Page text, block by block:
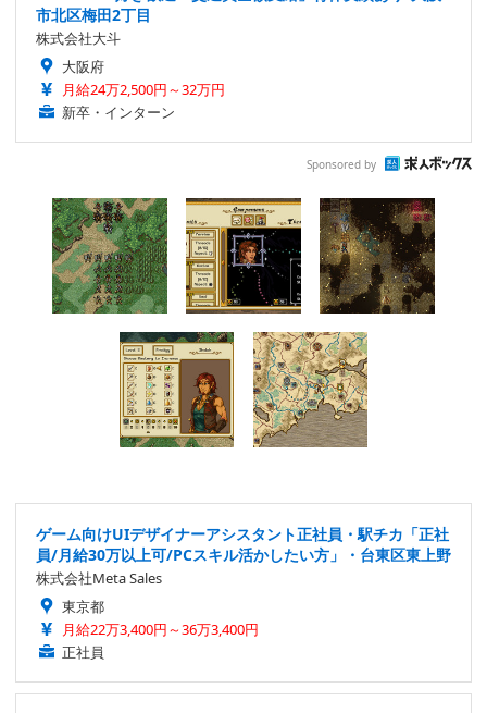
市北区梅田2丁目
株式会社大斗
大阪府
月給24万2,500円～32万円
新卒・インターン
Sponsored by
ゲーム向けUIデザイナーアシスタント正社員・駅チカ「正社
員/月給30万以上可/PCスキル活かしたい方」・台東区東上野
株式会社Meta Sales
東京都
月給22万3,400円～36万3,400円
正社員